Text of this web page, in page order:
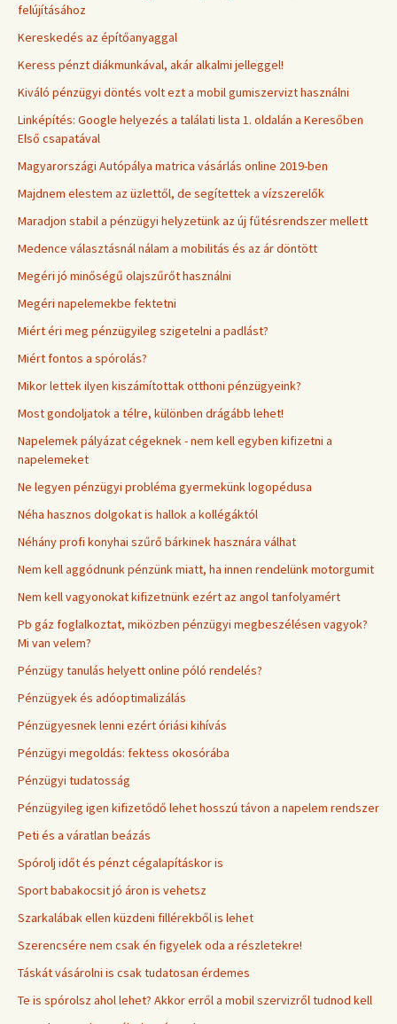
felújításához
Kereskedés az építőanyaggal
Keress pénzt diákmunkával, akár alkalmi jelleggel!
Kiváló pénzügyi döntés volt ezt a mobil gumiszervizt használni
Linképítés: Google helyezés a találati lista 1. oldalán a Keresőben
Első csapatával
Magyarországi Autópálya matrica vásárlás online 2019-ben
Majdnem elestem az üzlettől, de segítettek a vízszerelők
Maradjon stabil a pénzügyi helyzetünk az új fűtésrendszer mellett
Medence választásnál nálam a mobilitás és az ár döntött
Megéri jó minőségű olajszűrőt használni
Megéri napelemekbe fektetni
Miért éri meg pénzügyileg szigetelni a padlást?
Miért fontos a spórolás?
Mikor lettek ilyen kiszámítottak otthoni pénzügyeink?
Most gondoljatok a télre, különben drágább lehet!
Napelemek pályázat cégeknek - nem kell egyben kifizetni a
napelemeket
Ne legyen pénzügyi probléma gyermekünk logopédusa
Néha hasznos dolgokat is hallok a kollégáktól
Néhány profi konyhai szűrő bárkinek hasznára válhat
Nem kell aggódnunk pénzünk miatt, ha innen rendelünk motorgumit
Nem kell vagyonokat kifizetnünk ezért az angol tanfolyamért
Pb gáz foglalkoztat, miközben pénzügyi megbeszélésen vagyok?
Mi van velem?
Pénzügy tanulás helyett online póló rendelés?
Pénzügyek és adóoptimalizálás
Pénzügyesnek lenni ezért óriási kihívás
Pénzügyi megoldás: fektess okosórába
Pénzügyi tudatosság
Pénzügyileg igen kifizetődő lehet hosszú távon a napelem rendszer
Peti és a váratlan beázás
Spórolj időt és pénzt cégalapításkor is
Sport babakocsit jó áron is vehetsz
Szarkalábak ellen küzdeni fillérekből is lehet
Szerencsére nem csak én figyelek oda a részletekre!
Táskát vásárolni is csak tudatosan érdemes
Te is spórolsz ahol lehet? Akkor erről a mobil szervizről tudnod kell